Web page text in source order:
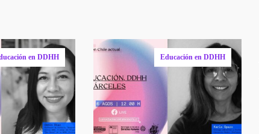
en DDHH Educación en DDHH